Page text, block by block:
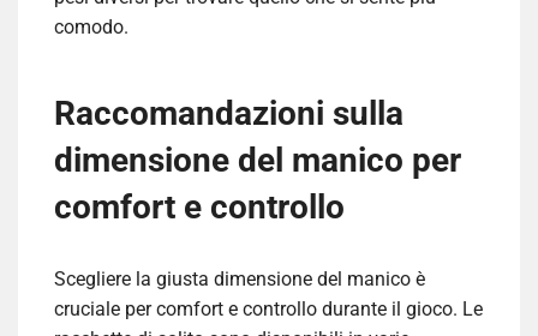
comodo.
Raccomandazioni sulla
dimensione del manico per
comfort e controllo
Scegliere la giusta dimensione del manico è
cruciale per comfort e controllo durante il gioco. Le